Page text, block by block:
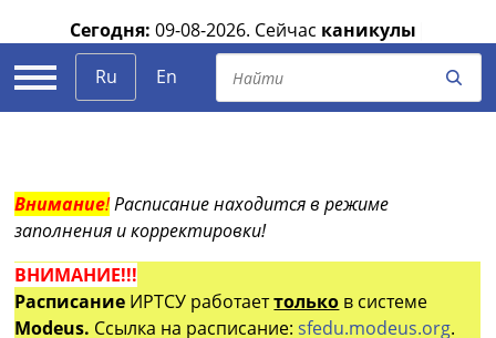
Сегодня: 09-08-2026. Сейчас каникулы
Ru
En
Внимание!Расписание находится в режиме
заполнения и корректировки!
ВНИМАНИЕ!!!
Расписание ИРТСУ работаеттолько в системе
Modeus. Ссылка на расписание:sfedu.modeus.org.